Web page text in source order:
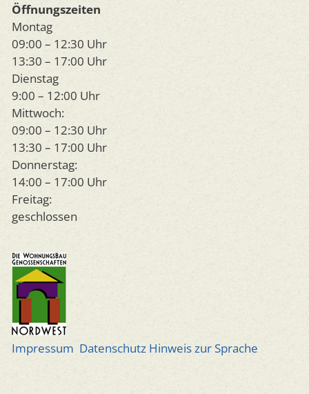
Öffnungszeiten
Montag
09:00 – 12:30 Uhr
13:30 – 17:00 Uhr
Dienstag
9:00 – 12:00 Uhr
Mittwoch:
09:00 – 12:30 Uhr
13:30 – 17:00 Uhr
Donnerstag:
14:00 – 17:00 Uhr
Freitag:
geschlossen
Impressum Datenschutz Hinweis zur Sprache